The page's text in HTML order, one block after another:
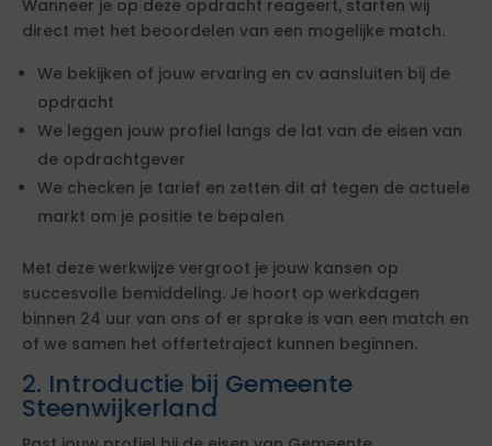
Wanneer je op deze opdracht reageert, starten wij
direct met het beoordelen van een mogelijke match.
We bekijken of jouw ervaring en cv aansluiten bij de
opdracht
We leggen jouw profiel langs de lat van de eisen van
de opdrachtgever
We checken je tarief en zetten dit af tegen de actuele
markt om je positie te bepalen
Met deze werkwijze vergroot je jouw kansen op
succesvolle bemiddeling. Je hoort op werkdagen
binnen 24 uur van ons of er sprake is van een match en
of we samen het offertetraject kunnen beginnen.
2. Introductie bij Gemeente
Steenwijkerland